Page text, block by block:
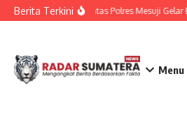
Lewati ke konten
Berita TerkiniSat Lantas Polres Mesuji Gelar
Menu